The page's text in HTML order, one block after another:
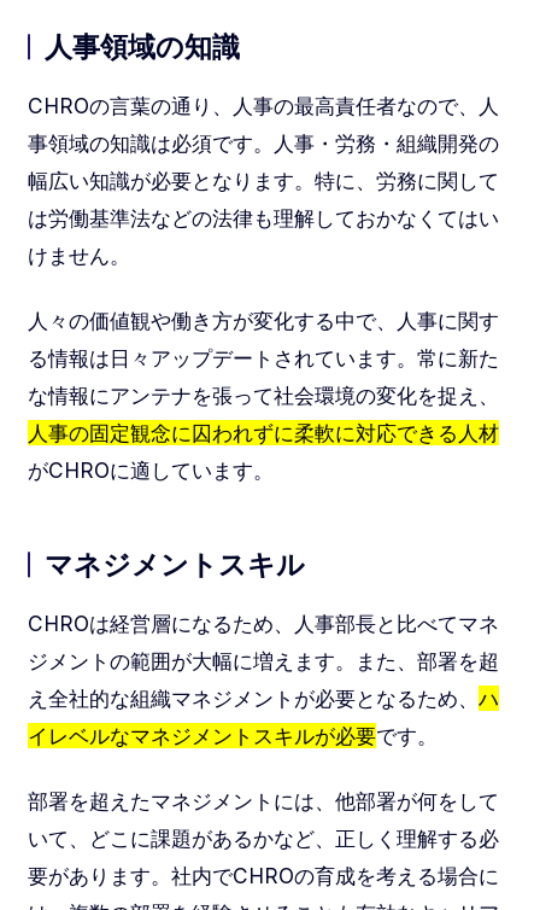
人事領域の知識
CHROの言葉の通り、人事の最高責任者なので、人
事領域の知識は必須です。人事・労務・組織開発の
幅広い知識が必要となります。特に、労務に関して
は労働基準法などの法律も理解しておかなくてはい
けません。
人々の価値観や働き方が変化する中で、人事に関す
る情報は日々アップデートされています。常に新た
な情報にアンテナを張って社会環境の変化を捉え、
人事の固定観念に囚われずに柔軟に対応できる人材
がCHROに適しています。
マネジメントスキル
CHROは経営層になるため、人事部長と比べてマネ
ジメントの範囲が大幅に増えます。また、部署を超
え全社的な組織マネジメントが必要となるため、 ハ
イレベルなマネジメントスキルが必要です。
部署を超えたマネジメントには、他部署が何をして
いて、どこに課題があるかなど、正しく理解する必
要があります。社内でCHROの育成を考える場合に